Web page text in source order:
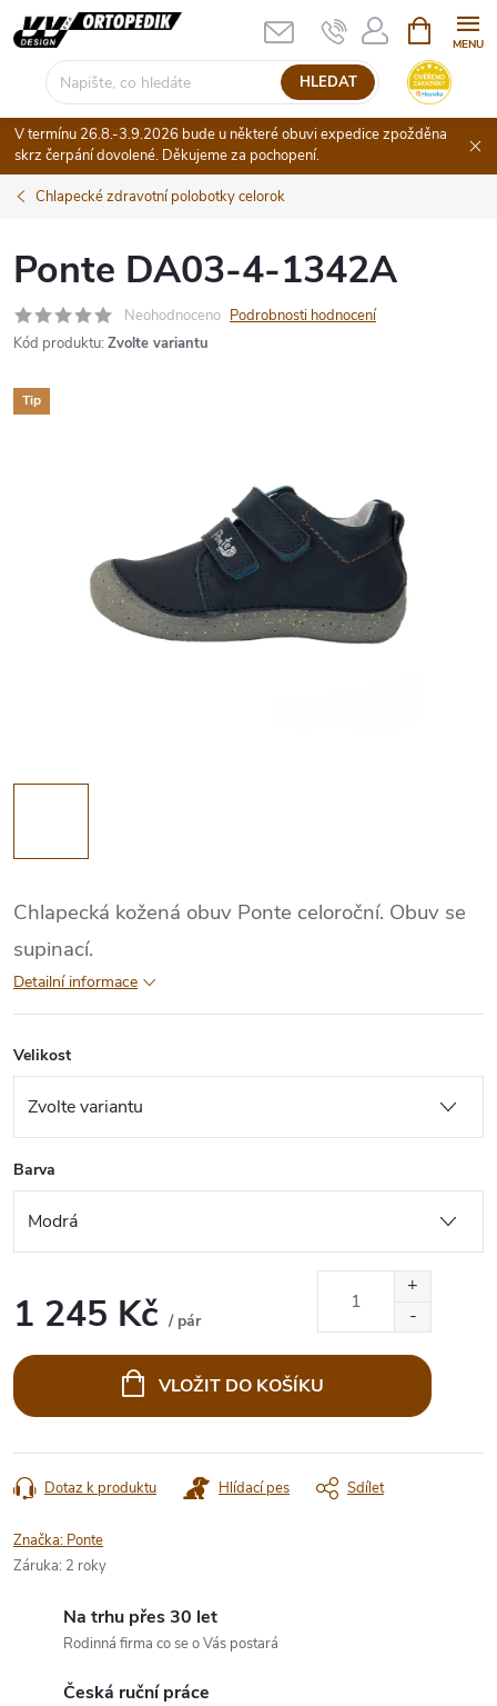
Přejít
na
HLEDAT
NÁKUPNÍ
KOŠÍK
V termínu 26.8.-3.9.2026 bude u některé obuvi expedice zpožděna
skrz čerpání dovolené. Děkujeme za pochopení.
Chlapecké zdravotní polobotky celorok
Ponte DA03-4-1342A
Neohodnoceno Podrobnosti hodnocení
Kód produktu: Zvolte variantu
Tip
Chlapecká kožená obuv Ponte celoroční. Obuv se
supinací.
Detailní informace
Velikost
Barva
1 245 Kč / pár
cena:
VLOŽIT DO KOŠÍKU
Dotaz k produktu Hlídací pes Sdílet
Značka: Ponte
Záruka: 2 roky
Na trhu přes 30 let
Rodinná firma co se o Vás postará
Česká ruční práce